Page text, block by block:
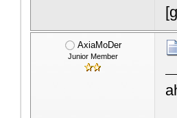
AxiaMoDer
Junior Member